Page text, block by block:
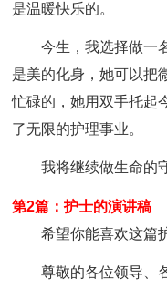
是温暖快乐的。
今生，我选择做一
是美的化身，她可以把
忙碌的，她用双手托起
了无限的护理事业。
我将继续做生命的
第2篇：护士的演讲稿
希望你能喜欢这篇
尊敬的各位领导、